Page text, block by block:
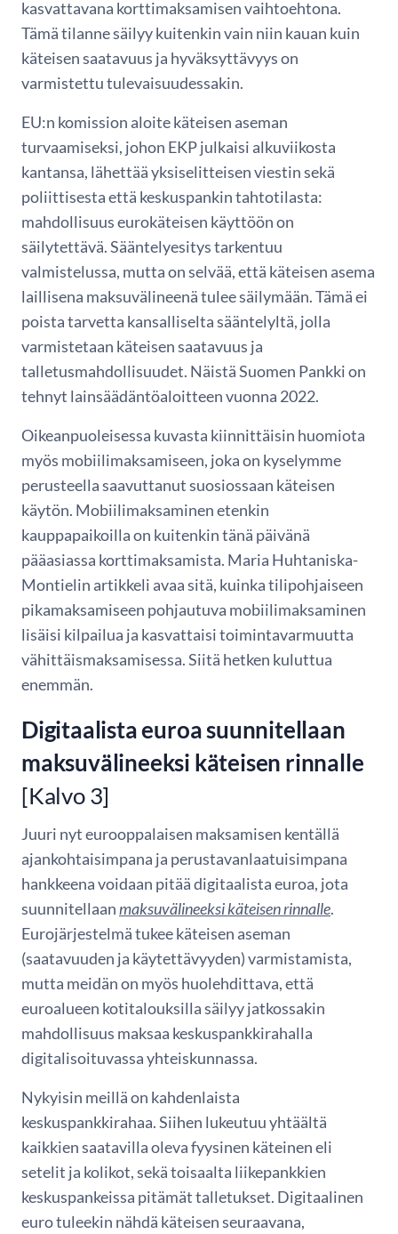
kasvattavana korttimaksamisen vaihtoehtona.
Tämä tilanne säilyy kuitenkin vain niin kauan kuin
käteisen saatavuus ja hyväksyttävyys on
varmistettu tulevaisuudessakin.
EU:n komission aloite käteisen aseman
turvaamiseksi, johon EKP julkaisi alkuviikosta
kantansa, lähettää yksiselitteisen viestin sekä
poliittisesta että keskuspankin tahtotilasta:
mahdollisuus eurokäteisen käyttöön on
säilytettävä. Sääntelyesitys tarkentuu
valmistelussa, mutta on selvää, että käteisen asema
laillisena maksuvälineenä tulee säilymään. Tämä ei
poista tarvetta kansalliselta sääntelyltä, jolla
varmistetaan käteisen saatavuus ja
talletusmahdollisuudet. Näistä Suomen Pankki on
tehnyt lainsäädäntöaloitteen vuonna 2022.
Oikeanpuoleisessa kuvasta kiinnittäisin huomiota
myös mobiilimaksamiseen, joka on kyselymme
perusteella saavuttanut suosiossaan käteisen
käytön. Mobiilimaksaminen etenkin
kauppapaikoilla on kuitenkin tänä päivänä
pääasiassa korttimaksamista. Maria Huhtaniska-
Montielin artikkeli avaa sitä, kuinka tilipohjaiseen
pikamaksamiseen pohjautuva mobiilimaksaminen
lisäisi kilpailua ja kasvattaisi toimintavarmuutta
vähittäismaksamisessa. Siitä hetken kuluttua
enemmän.
Digitaalista euroa suunnitellaan
maksuvälineeksi käteisen rinnalle
[Kalvo 3]
Juuri nyt eurooppalaisen maksamisen kentällä
ajankohtaisimpana ja perustavanlaatuisimpana
hankkeena voidaan pitää digitaalista euroa, jota
suunnitellaanmaksuvälineeksi käteisen rinnalle.
Eurojärjestelmä tukee käteisen aseman
(saatavuuden ja käytettävyy­den) varmistamista,
mutta meidän on myös huolehdittava, että
euroalueen kotitalouksilla säilyy jatkossakin
mahdollisuus maksaa keskuspankkirahalla
digitalisoituvassa yhteiskunnassa.
Nykyisin meillä on kahdenlaista
keskuspankkirahaa. Siihen lukeutuu yhtäältä
kaikkien saatavilla oleva fyysinen käteinen eli
setelit ja kolikot, sekä toisaalta liikepankkien
keskuspankeissa pitämät talletukset. Digitaalinen
euro tuleekin nähdä käteisen seuraavana,